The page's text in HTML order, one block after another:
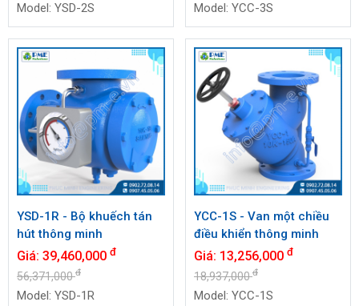
Model: YSD-2S Model: YCC-3S
YSD-1R - Bộ khuếch tán
hút thông minh
Giá: 39,460,000 đ
56,371,000đ
Model: YSD-1R
YCC-1S - Van một chiều
điều khiển thông minh
Giá: 13,256,000 đ
18,937,000đ
Model: YCC-1S